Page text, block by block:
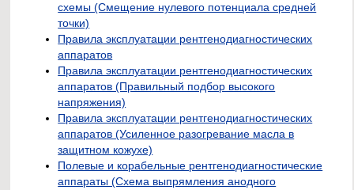
схемы (Смещение нулевого потенциала средней
точки)
Правила эксплуатации рентгенодиагностических
аппаратов
Правила эксплуатации рентгенодиагностических
аппаратов (Правильный подбор высокого
напряжения)
Правила эксплуатации рентгенодиагностических
аппаратов (Усиленное разогревание масла в
защитном кожухе)
Полевые и корабельные рентгенодиагностические
аппараты (Схема выпрямления анодного